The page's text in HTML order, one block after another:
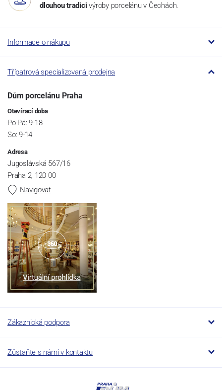
dlouhou tradici výroby porcelánu v Čechách.
Informace o nákupu
Třípatrová specializovaná prodejna
Dům porcelánu Praha
Otevírací doba
Po-Pá: 9-18
So: 9-14
Adresa
Jugoslávská 567/16
Praha 2, 120 00
Navigovat
Zákaznická podpora
Zůstaňte s námi v kontaktu